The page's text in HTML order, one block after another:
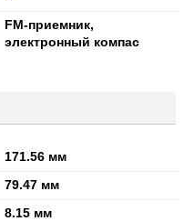
FM-приемник,
электронный компас
171.56 мм
79.47 мм
8.15 мм